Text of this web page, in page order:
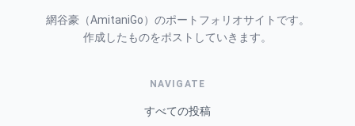
網谷豪（AmitaniGo）のポートフォリオサイトです。
作成したものをポストしていきます。
NAVIGATE
すべての投稿